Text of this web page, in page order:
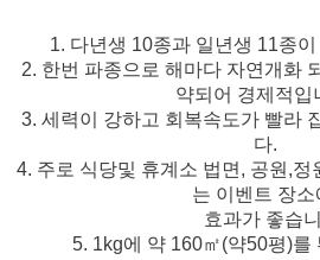
1. 다년생 10종과 일년생 11종
2. 한번 파종으로 해마다 자연개화
약되어 경제적입
3. 세력이 강하고 회복속도가 빨라
다.
4. 주로 식당및 휴계소 법면, 공원,정
는 이벤트 장소
효과가 좋습
5. 1kg에 약 160㎡(약50평)를